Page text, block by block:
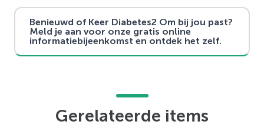
Benieuwd of Keer Diabetes2 Om bij jou past?
Meld je aan voor onze gratis online
informatiebijeenkomst en ontdek het zelf.
Gerelateerde items